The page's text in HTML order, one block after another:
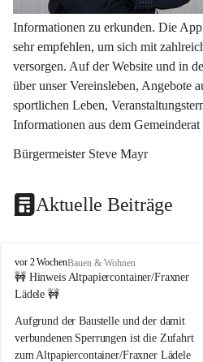
Informationen zu erkunden. Die
sehr empfehlen, um sich mit
versorgen. Auf der Website und in
über unser Vereinsleben, Angebote
sportlichen Leben,
Informationen aus dem
Bürgermeister Steve Mayr
Aktuelle Beiträge
F
r
a
e
r
n
vor 2 WochenBauen & Wohnen
🚧 Hinweis Altpapiercontainer/Fraxner
Lädele 🚧
Aufgrund der Baustelle und der damit
verbundenen Sperrungen ist die Zufahrt
zum Altpapiercontainer/Fraxner Lädele